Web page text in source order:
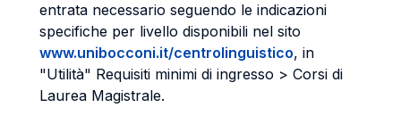
entrata necessario seguendo le indicazioni
specifiche per livello disponibili nel sito
www.unibocconi.it/centrolinguistico, in
"Utilità" Requisiti minimi di ingresso > Corsi di
Laurea Magistrale.